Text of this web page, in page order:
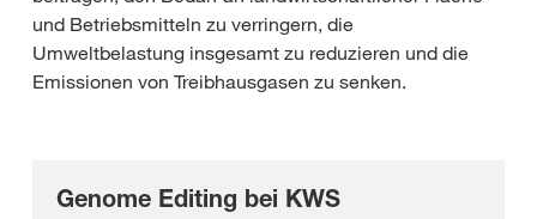
und Betriebsmitteln zu verringern, die
Umweltbelastung insgesamt zu reduzieren und die
Emissionen von Treibhausgasen zu senken.
Genome Editing bei KWS